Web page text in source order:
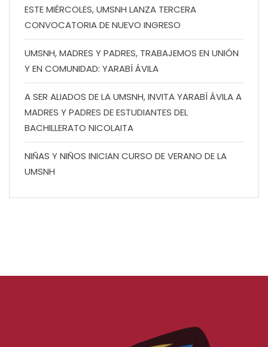
ESTE MIÉRCOLES, UMSNH LANZA TERCERA
CONVOCATORIA DE NUEVO INGRESO
UMSNH, MADRES Y PADRES, TRABAJEMOS EN UNIÓN
Y EN COMUNIDAD: YARABÍ ÁVILA
A SER ALIADOS DE LA UMSNH, INVITA YARABÍ ÁVILA A
MADRES Y PADRES DE ESTUDIANTES DEL
BACHILLERATO NICOLAITA
NIÑAS Y NIÑOS INICIAN CURSO DE VERANO DE LA
UMSNH